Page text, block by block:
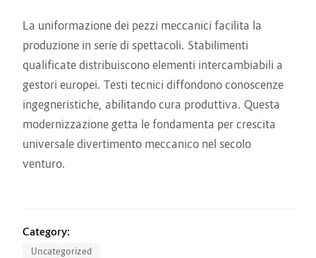
La uniformazione dei pezzi meccanici facilita la
produzione in serie di spettacoli. Stabilimenti
qualificate distribuiscono elementi intercambiabili a
gestori europei. Testi tecnici diffondono conoscenze
ingegneristiche, abilitando cura produttiva. Questa
modernizzazione getta le fondamenta per crescita
universale divertimento meccanico nel secolo
venturo.
Category:
Uncategorized